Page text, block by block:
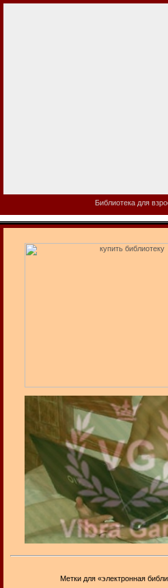
Библиотека для
Метки для «электронная